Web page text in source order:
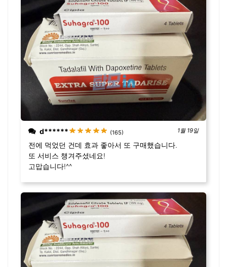
d****** (165) 1월 19일
전에 먹었던 건데 효과 좋아서 또 구매했습니다.
또 서비스 챙겨주셨네요!
고맙습니다!^^